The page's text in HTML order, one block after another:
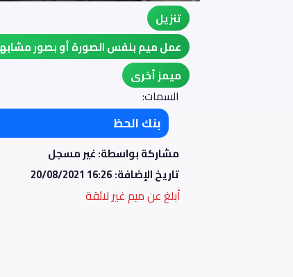
تنزيل
عمل ميم بنفس الصورة أو بصور
ميمز أخرى
السمات:
بنك الحظ
مشاركة بواسطة: غير مسجل
تاريخ الإضافة:20/08/2021 16:26
أبلغ عن ميم غير لائقة